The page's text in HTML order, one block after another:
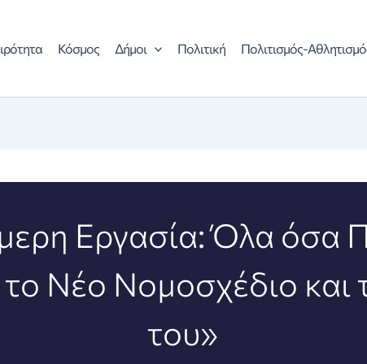
Κόσμος Δήμοι Πολιτική Πολιτισμός-
Εργασία: Όλα όσα
το Νέο Νομοσχέδιο και
του»